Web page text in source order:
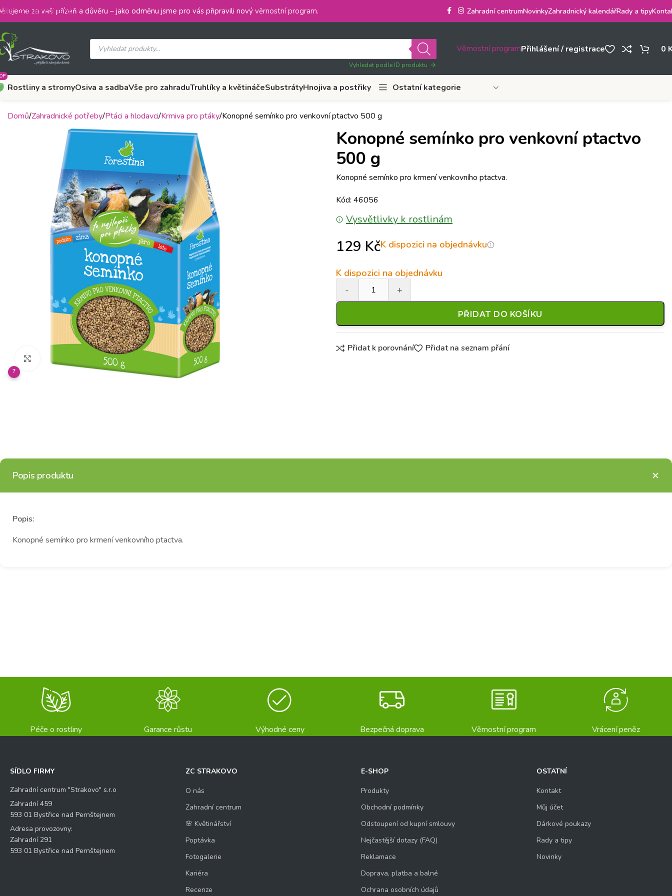
Skip to main content
za vaši přízeň a důvěru – jako odměnu jsme pro vás připravili nový věrnostní program. Zahradní centrumNovinkyZahradnický kalendářRady a tipy
Vyhledat podle ID produktu
Věrnostní programPřihlášení / registrace 0
Rostliny a stromyOsiva a sadbaVše pro zahraduTruhlíky a květináčeSubstrátyHnojiva a postřiky Ostatní kategorie
Domů Zahradnické potřeby Ptáci a hlodavci Krmiva pro ptáky Konopné semínko pro venkovní ptactvo 500 g
Klikněte pro zvětšení
?
Konopné semínko pro venkovní ptactvo
500 g
Konopné semínko pro krmení venkovního ptactva.
Kód: 46056
Vysvětlivky k rostlinám
129 KčK dispozici na objednávku
K dispozici na objednávku
PŘIDAT DO KOŠÍKU
Přidat k porovnání Přidat na seznam přání
Popis produktu
Popis:
Konopné semínko pro krmení venkovního ptactva.
Péče o rostliny Garance růstu Výhodné ceny Bezpečná doprava Věrnostní program Vrácení peněz
SÍDLO FIRMY
Zahradní centrum "Strakovo" s.r.o
Zahradní 459
593 01 Bystřice nad Pernštejnem
Adresa provozovny:
Zahradní 291
593 01 Bystřice nad Pernštejnem
ZC STRAKOVO
O nás
Zahradní centrum
🌸 Květinářství
Poptávka
Fotogalerie
Kariéra
Recenze
E-SHOP
Produkty
Obchodní podmínky
Odstoupení od kupní smlouvy
Nejčastější dotazy (FAQ)
Reklamace
Doprava, platba a balné
Ochrana osobních údajů
OSTATNÍ
Kontakt
Můj účet
Dárkové poukazy
Rady a tipy
Novinky